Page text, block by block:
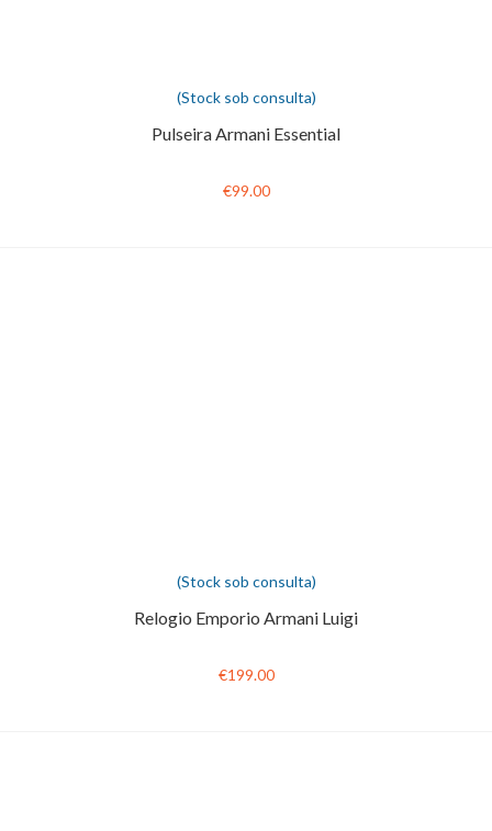
(Stock sob consulta)
Pulseira Armani Essential
€99.00
(Stock sob consulta)
Relogio Emporio Armani Luigi
€199.00